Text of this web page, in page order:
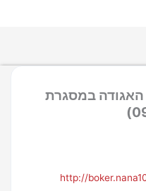
האגודה במסגרת
http://